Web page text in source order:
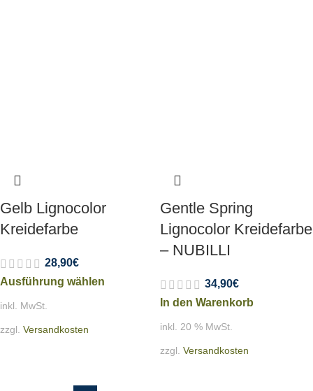
Gelb Lignocolor
Kreidefarbe
28,90€
Ausführung wählen
inkl. MwSt.
zzgl. Versandkosten
Gentle Spring
Lignocolor Kreidefarbe
– NUBILLI
34,90€
In den Warenkorb
inkl. 20 % MwSt.
zzgl. Versandkosten